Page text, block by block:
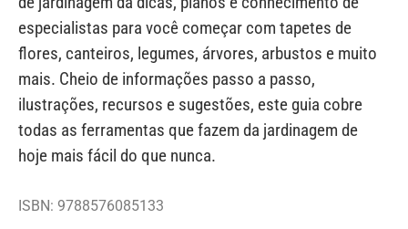
especialistas para você começar com tapetes de
flores, canteiros, legumes, árvores, arbustos e muito
mais. Cheio de informações passo a passo,
ilustrações, recursos e sugestões, este guia cobre
todas as ferramentas que fazem da jardinagem de
hoje mais fácil do que nunca.
ISBN: 9788576085133